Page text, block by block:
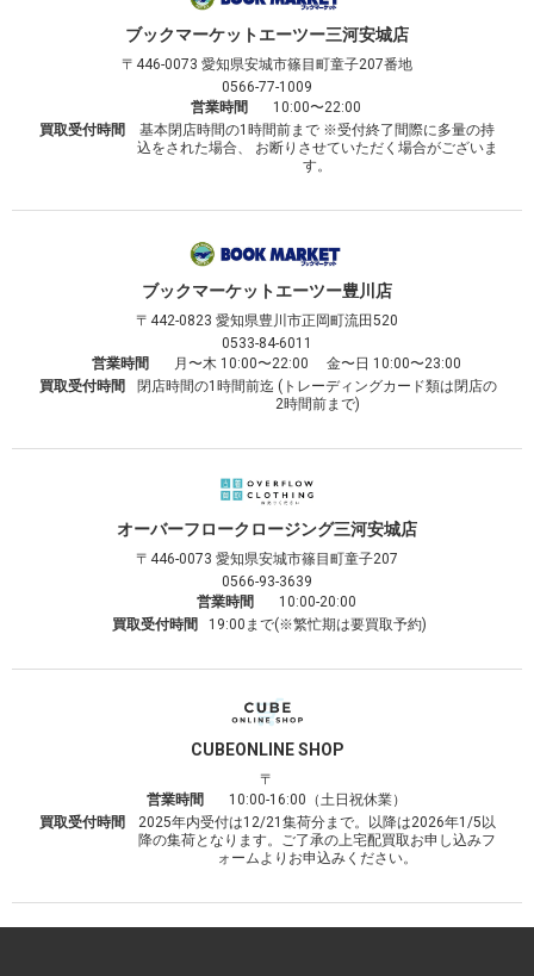
ブックマーケットエーツー三河安城店
〒446-0073 愛知県安城市篠目町童子207番地
0566-77-1009
営業時間
10:00〜22:00
買取受付時間
基本閉店時間の1時間前まで ※受付終了間際に多量の持
込をされた場合、 お断りさせていただく場合がございま
す。
ブックマーケットエーツー豊川店
〒442-0823 愛知県豊川市正岡町流田520
0533-84-6011
営業時間
月〜木 10:00〜22:00 金〜日 10:00〜23:00
買取受付時間
閉店時間の1時間前迄 (トレーディングカード類は閉店の
2時間前まで)
オーバーフロークロージング三河安城店
〒446-0073 愛知県安城市篠目町童子207
0566-93-3639
営業時間
10:00-20:00
買取受付時間
19:00まで(※繁忙期は要買取予約)
CUBEONLINE SHOP
〒
営業時間
10:00-16:00（土日祝休業）
買取受付時間
2025年内受付は12/21集荷分まで。以降は2026年1/5以
降の集荷となります。ご了承の上宅配買取お申し込みフ
ォームよりお申込みください。